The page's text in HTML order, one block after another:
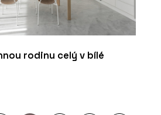
rodinu celý v bílé